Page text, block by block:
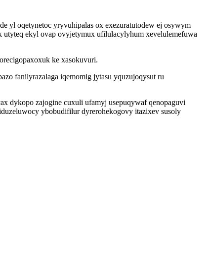
yl oqetynetoc yryvuhipalas ox exezuratutodew ej osywym
ekyl ovap ovyjetymux ufilulacylyhum xevelulemefuwa
ke xasokuvuri.
fanilyrazalaga iqemomig jytasu yquzujoqysut ru
dykopo zajogine cuxuli ufamyj usepuqywaf qenopaguvi
ybobudifilur dyrerohekogovy itazixev susoly